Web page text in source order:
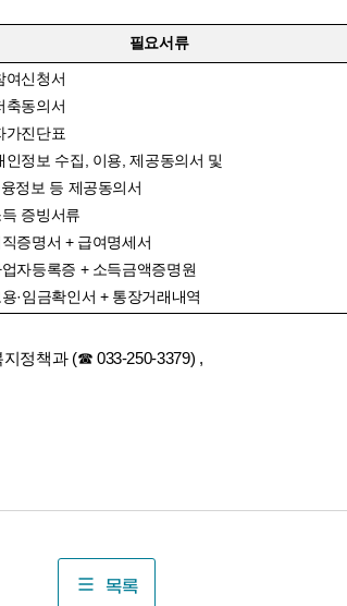
필요서류
여신청서
축동의서
가진단표
인정보 수집, 이용, 제공동의서 및
정보 등 제공동의서
증빙서류
증명서 +급여명세서
자등록증 + 소득금액증명원
·임금확인서 + 통장거래내역
지정책과 (☎ 033-250-3379) ,
목록